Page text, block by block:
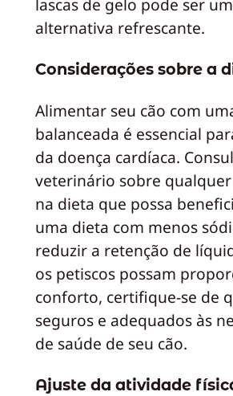
lascas de gelo pode ser
alternativa refrescante.
Considerações sobre a
Alimentar seu cão com
balanceada é essencial
da doença cardíaca.
veterinário sobre
na dieta que possa
uma dieta com menos
reduzir a retenção de
os petiscos possam
conforto, certifique-se de
seguros e adequados às
de saúde de seu cão.
Ajuste da atividade